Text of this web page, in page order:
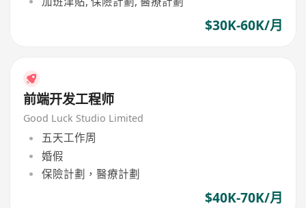
$30K-60K/月
前端开发工程师
Good Luck Studio Limited
五天工作周
婚假
保險計劃，醫療計劃
$40K-70K/月